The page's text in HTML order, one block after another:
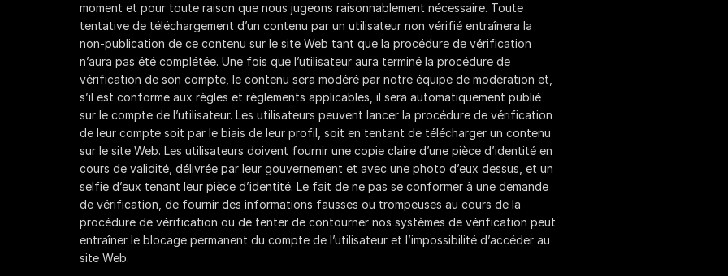
moment et pour toute raison que nous jugeons raisonnablement nécessaire. Toute
tentative de téléchargement d’un contenu par un utilisateur non vérifié entraînera la
non-publication de ce contenu sur le site Web tant que la procédure de vérification
n’aura pas été complétée. Une fois que l’utilisateur aura terminé la procédure de
vérification de son compte, le contenu sera modéré par notre équipe de modération et,
s’il est conforme aux règles et règlements applicables, il sera automatiquement publié
sur le compte de l’utilisateur. Les utilisateurs peuvent lancer la procédure de vérification
de leur compte soit par le biais de leur profil, soit en tentant de télécharger un contenu
sur le site Web. Les utilisateurs doivent fournir une copie claire d’une pièce d’identité en
cours de validité, délivrée par leur gouvernement et avec une photo d’eux dessus, et un
selfie d’eux tenant leur pièce d’identité. Le fait de ne pas se conformer à une demande
de vérification, de fournir des informations fausses ou trompeuses au cours de la
procédure de vérification ou de tenter de contourner nos systèmes de vérification peut
entraîner le blocage permanent du compte de l’utilisateur et l’impossibilité d’accéder au
site Web.